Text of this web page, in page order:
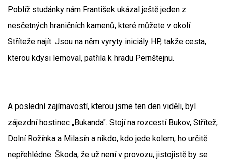
Poblíž studánky nám František ukázal ještě jeden z
nesčetných hraničních kamenů, které můžete v okolí
Stříteže najít. Jsou na něm vyryty iniciály HP, takže cesta,
kterou kdysi lemoval, patřila k hradu Pernštejnu.
A poslední zajímavostí, kterou jsme ten den viděli, byl
zájezdní hostinec „Bukanda". Stojí na rozcestí Bukov, Střítež,
Dolní Rožínka a Milasín a nikdo, kdo jede kolem, ho určitě
nepřehlédne. Škoda, že už není v provozu, jistojistě by se